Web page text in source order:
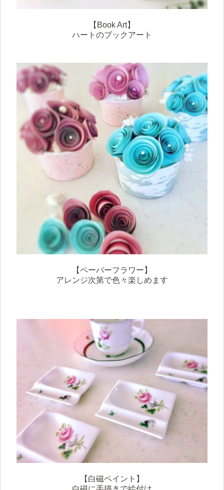
【Book Art】
ハートのブックアート
【ペーパーフラワー】
アレンジ次第で色々楽しめます
【白磁ペイント】